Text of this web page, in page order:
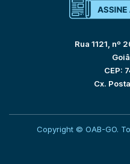
Rua 1121, nº
CEP:
Cx.
Copyright © OAB-GO.